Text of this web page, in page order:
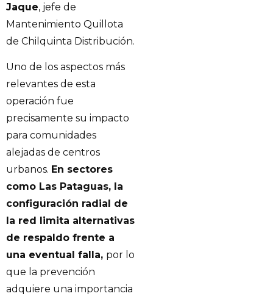
Jaque, jefe de
Mantenimiento Quillota
de Chilquinta Distribución.
Uno de los aspectos más
relevantes de esta
operación fue
precisamente su impacto
para comunidades
alejadas de centros
urbanos. En sectores
como Las Pataguas, la
configuración radial de
la red limita alternativas
de respaldo frente a
una eventual falla, por lo
que la prevención
adquiere una importancia